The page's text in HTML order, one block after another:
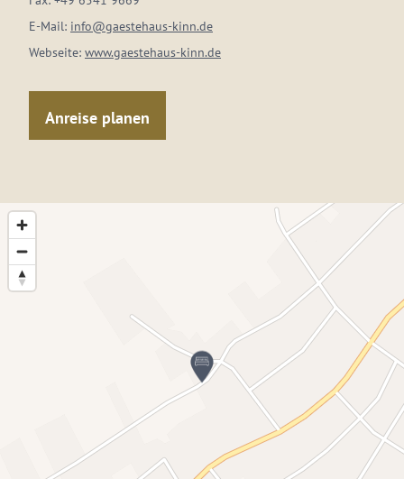
E-Mail: info@gaestehaus-kinn.de
Webseite: www.gaestehaus-kinn.de
Anreise planen